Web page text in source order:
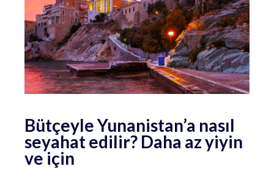
Bütçeyle Yunanistan’a nasıl
seyahat edilir? Daha az yiyin
ve için